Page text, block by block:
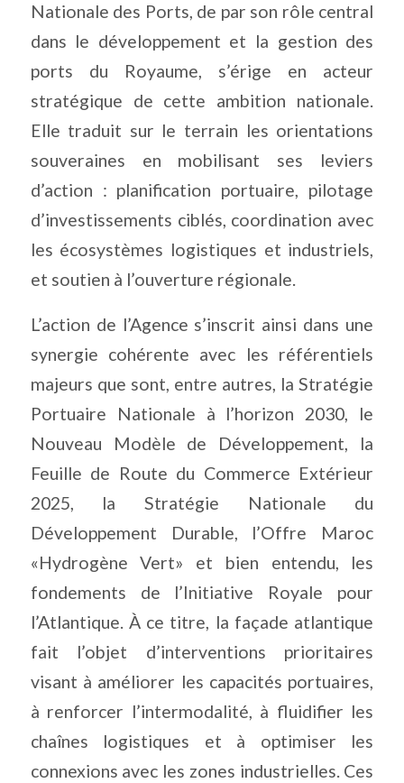
Nationale des Ports, de par son rôle central
dans le développement et la gestion des
ports du Royaume, s’érige en acteur
stratégique de cette ambition nationale.
Elle traduit sur le terrain les orientations
souveraines en mobilisant ses leviers
d’action : planification portuaire, pilotage
d’investissements ciblés, coordination avec
les écosystèmes logistiques et industriels,
et soutien à l’ouverture régionale.
L’action de l’Agence s’inscrit ainsi dans une
synergie cohérente avec les référentiels
majeurs que sont, entre autres, la Stratégie
Portuaire Nationale à l’horizon 2030, le
Nouveau Modèle de Développement, la
Feuille de Route du Commerce Extérieur
2025, la Stratégie Nationale du
Développement Durable, l’Offre Maroc
«Hydrogène Vert» et bien entendu, les
fondements de l’Initiative Royale pour
l’Atlantique. À ce titre, la façade atlantique
fait l’objet d’interventions prioritaires
visant à améliorer les capacités portuaires,
à renforcer l’intermodalité, à fluidifier les
chaînes logistiques et à optimiser les
connexions avec les zones industrielles. Ces